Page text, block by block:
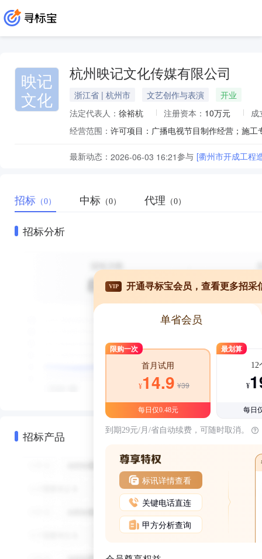
映记
文化
杭州映记文化传媒有限公司
浙江省 | 杭州市 文艺创作与表演
开业
法定代表人： 徐裕杭 注册资本： 10万元
成
经营范围：
最新动态： 2026-06-03 16:21参与 [衢州市开成工程
招标 （0） 中标 （0） 代理 （0）
招标分析
招标产品
VIP 开通寻标宝会员，查看更多招采
单省会员
限购一次
首月试用
¥14.9 ¥39
每日仅0.48元
最划算
12
¥
每日
到期29元/月/省自动续费，可随时取消。
标讯详情查看
关键电话直连
甲方分析查询